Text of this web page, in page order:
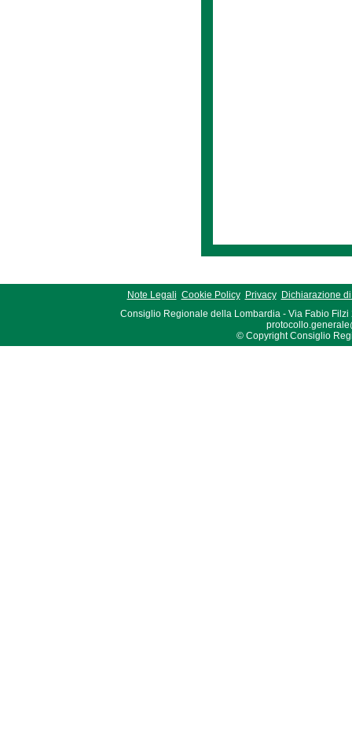
Note Legali Cookie Policy Privacy
Dichiarazione
Consiglio Regionale della Lombardia - Via Fabio Filzi
© Copyright Consiglio